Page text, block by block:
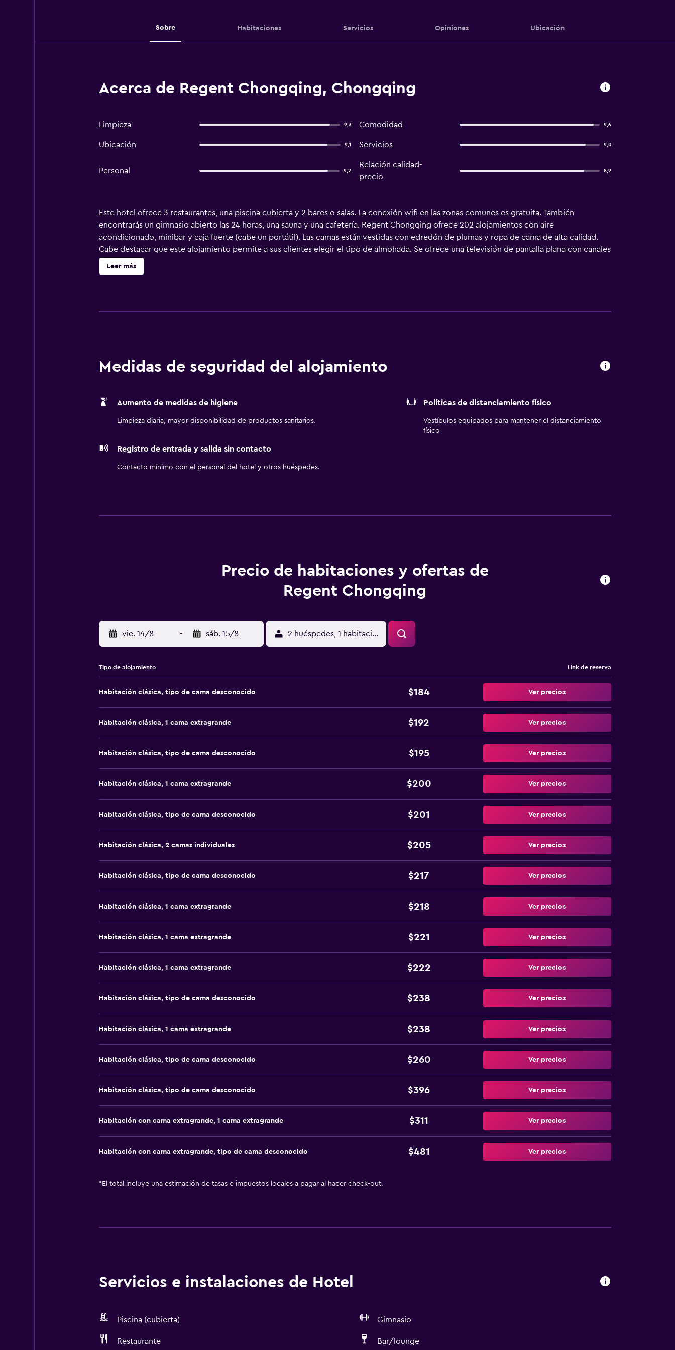
Sobre Habitaciones Servicios Opiniones Ubicación
Acerca de Regent Chongqing, Chongqing
Limpieza 9,3 Comodidad 9,6
Ubicación 9,1 Servicios 9,0
Personal 9,2
Relación calidad-
precio
8,9
Este hotel ofrece 3 restaurantes, una piscina cubierta y 2 bares o salas. La conexión wifi en las zonas comunes es gratuita. También
encontrarás un gimnasio abierto las 24 horas, una sauna y una cafetería. Regent Chongqing ofrece 202 alojamientos con aire
acondicionado, minibar y caja fuerte (cabe un portátil). Las camas están vestidas con edredón de plumas y ropa de cama de alta calidad.
Cabe destacar que este alojamiento permite a sus clientes elegir el tipo de almohada. Se ofrece una televisión de pantalla plana con canales
por cable. Los baños están equipados con bañera y ducha independientes con cabezal de ducha tipo lluvia, albornoces, zapatillas y
artículos de higiene personal de diseño. Los huéspedes pueden navegar por la web gracias a nuestro acceso a Internet wifi gratis. Los
Leer más
Medidas de seguridad del alojamiento
Aumento de medidas de higiene
Limpieza diaria, mayor disponibilidad de productos sanitarios.
Políticas de distanciamiento físico
Vestíbulos equipados para mantener el distanciamiento
físico
Registro de entrada y salida sin contacto
Contacto mínimo con el personal del hotel y otros huéspedes.
Precio de habitaciones y ofertas de
Regent Chongqing
vie. 14/8 - sáb. 15/8 2 huéspedes, 1 habitación
Tipo de alojamiento Link de reserva
Habitación clásica, tipo de cama desconocido $184 Ver precios
Habitación clásica, 1 cama extragrande $192 Ver precios
Habitación clásica, tipo de cama desconocido $195 Ver precios
Habitación clásica, 1 cama extragrande $200 Ver precios
Habitación clásica, tipo de cama desconocido $201 Ver precios
Habitación clásica, 2 camas individuales $205 Ver precios
Habitación clásica, tipo de cama desconocido $217 Ver precios
Habitación clásica, 1 cama extragrande $218 Ver precios
Habitación clásica, 1 cama extragrande $221 Ver precios
Habitación clásica, 1 cama extragrande $222 Ver precios
Habitación clásica, tipo de cama desconocido $238 Ver precios
Habitación clásica, 1 cama extragrande $238 Ver precios
Habitación clásica, tipo de cama desconocido $260 Ver precios
Habitación clásica, tipo de cama desconocido $396 Ver precios
Habitación con cama extragrande, 1 cama extragrande $311 Ver precios
Habitación con cama extragrande, tipo de cama desconocido $481 Ver precios
* El total incluye una estimación de tasas e impuestos locales a pagar al hacer check-out.
Servicios e instalaciones de Hotel
Piscina (cubierta) Gimnasio
Restaurante Bar/lounge